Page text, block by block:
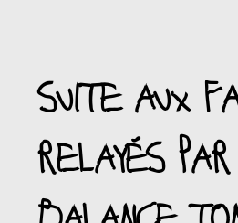
SUITE AUX
RELAYÉS PAR